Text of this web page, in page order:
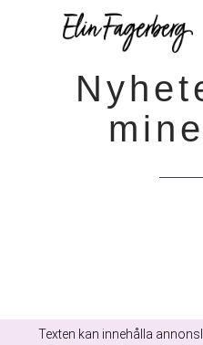
18:29
Texten kan innehålla